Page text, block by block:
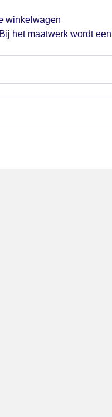
winkelwagen
het maatwerk wordt